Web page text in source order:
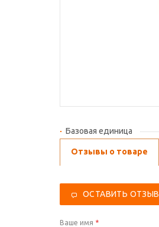
Базовая единица
Отзывы о товаре
ОСТАВИТЬ ОТЗЫВ
Ваше имя *